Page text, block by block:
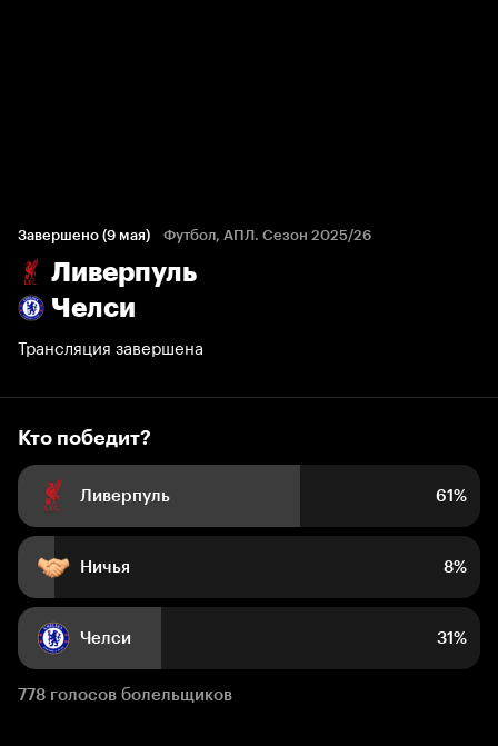
Завершено (9 мая) Футбол, АПЛ. Сезон 2025/26
Ливерпуль
Челси
Трансляция завершена
61%
Кто победит?
Ливерпуль 61%
Ничья 8%
Челси 31%
778 голосов болельщиков